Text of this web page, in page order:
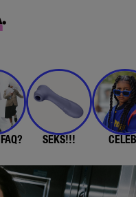
SEKS!!!